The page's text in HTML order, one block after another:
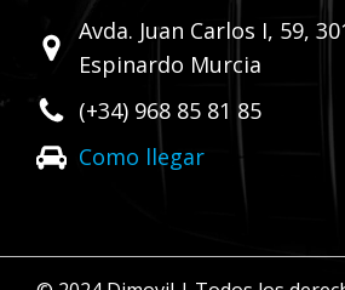
Avda. Juan Carlos I, 59,
Espinardo Murcia
(+34) 968 85 81 85
Como llegar